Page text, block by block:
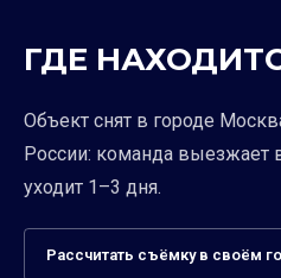
ГДЕ
Объект снят в городе
России: команда выезжает
уходит 1–3 дня.
Рассчитать съёмку в своём